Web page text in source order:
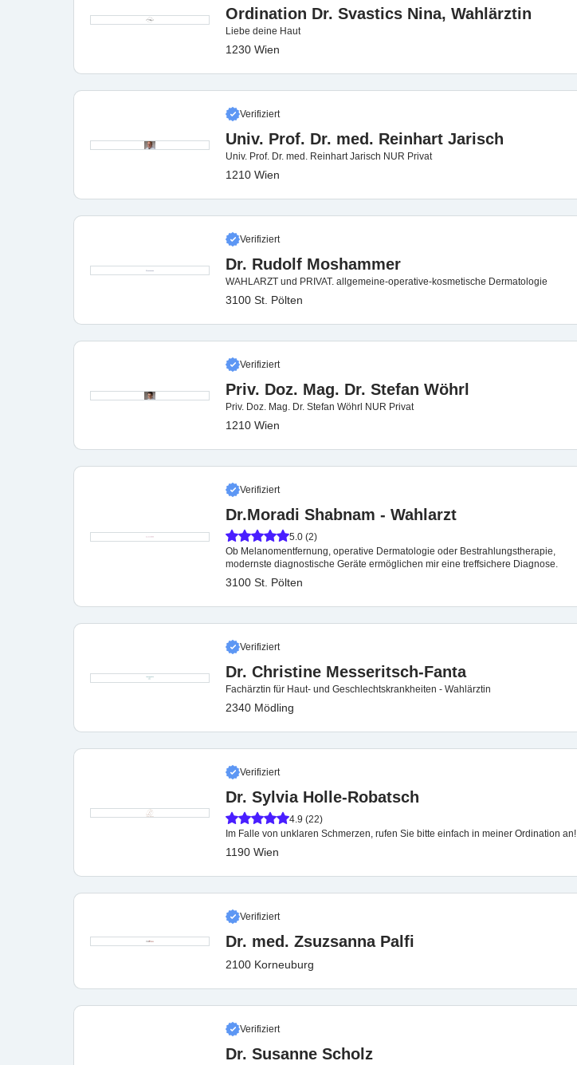
Ordination Dr. Svastics Nina, Wahlärztin
Liebe deine Haut
1230 Wien
Verifiziert
Univ. Prof. Dr. med. Reinhart Jarisch
Univ. Prof. Dr. med. Reinhart Jarisch NUR Privat
1210 Wien
Verifiziert
Dr. Rudolf Moshammer
WAHLARZT und PRIVAT. allgemeine-operative-kosmetische Dermatologie
3100 St. Pölten
Verifiziert
Priv. Doz. Mag. Dr. Stefan Wöhrl
Priv. Doz. Mag. Dr. Stefan Wöhrl NUR Privat
1210 Wien
Verifiziert
Dr.Moradi Shabnam - Wahlarzt
5.0 (2)
Ob Melanomentfernung, operative Dermatologie oder Bestrahlungstherapie,
modernste diagnostische Geräte ermöglichen mir eine treffsichere Diagnose.
3100 St. Pölten
Verifiziert
Dr. Christine Messeritsch-Fanta
Fachärztin für Haut- und Geschlechtskrankheiten - Wahlärztin
2340 Mödling
Verifiziert
Dr. Sylvia Holle-Robatsch
4.9 (22)
Im Falle von unklaren Schmerzen, rufen Sie bitte einfach in meiner Ordination an!
1190 Wien
Verifiziert
Dr. med. Zsuzsanna Palfi
2100 Korneuburg
Verifiziert
Dr. Susanne Scholz